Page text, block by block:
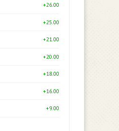
+26.00
+25.00
+21.00
+20.00
+18.00
+16.00
+9.00